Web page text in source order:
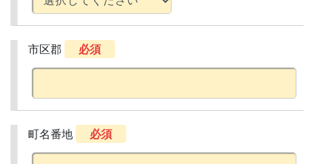
市区郡 必須
町名番地 必須